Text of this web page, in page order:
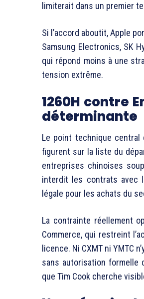
limiterait dans un premier
Si l’accord aboutit, Apple
Samsung Electronics, SK
qui répond moins à une
tension extrême.
1260H contre
déterminante
Le point technique central
figurent sur la liste du
entreprises chinoises
interdit les contrats avec
légale pour les achats du
La contrainte réellement
Commerce, qui restreint
licence. Ni CXMT ni YMTC
sans autorisation formelle
que Tim Cook cherche